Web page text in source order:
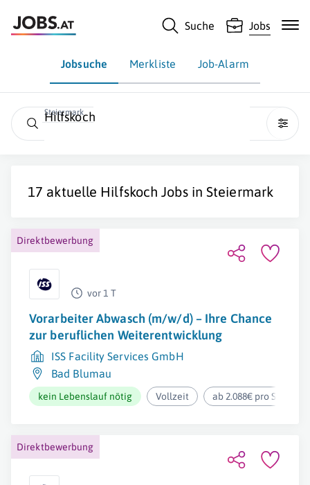
Suche Jobs
Jobsuche Merkliste Job-Alarm
Steiermark
Hilfskoch
17 aktuelle Hilfskoch Jobs inSteiermark
Direktbewerbung
vor 1 T
Vorarbeiter Abwasch (m/w/d) – Ihre Chance
zur beruflichen Weiterentwicklung
ISS Facility Services GmbH
Bad Blumau
kein Lebenslauf nötig Vollzeit ab 2.088€ pro Stunde
Direktbewerbung